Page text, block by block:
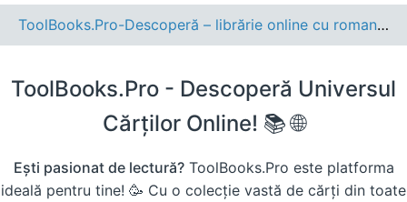
ToolBooks.Pro-Descoperă – librărie online cu romane, cărți pentru copii, dezvoltare personală și cele mai noi apariții editoriale.
ToolBooks.Pro - Descoperă Universul
Cărților Online! 📚 🌐
Ești pasionat de lectură?ToolBooks.Pro este platforma
ideală pentru tine! 🥳 Cu o colecție vastă de cărți din toate